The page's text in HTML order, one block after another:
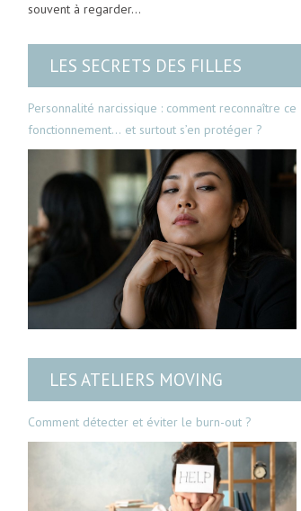
souvent à regarder…
LES SECRETS DES FILLES
Personnalité narcissique : comment reconnaître ce
fonctionnement… et surtout s’en protéger ?
LES ATELIERS MOVING
Comment détecter et éviter le burn-out ?